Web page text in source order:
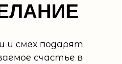
и смех подарят
счастье в